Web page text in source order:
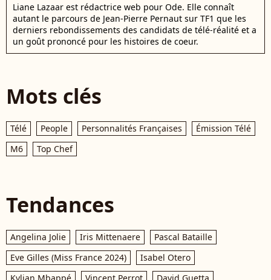
Liane Lazaar est rédactrice web pour Ode. Elle connaît
autant le parcours de Jean-Pierre Pernaut sur TF1 que les
derniers rebondissements des candidats de télé-réalité et a
un goût prononcé pour les histoires de coeur.
Mots clés
Télé People Personnalités Françaises
Émission Télé
M6
Top Chef
Tendances
Angelina Jolie Iris Mittenaere
Pascal Bataille
Eve Gilles (Miss France 2024)
Isabel Otero